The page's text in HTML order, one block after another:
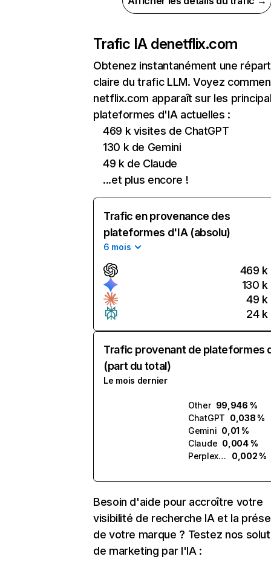
Trafic IA denetflix.com
Obtenez instantanément une
claire du trafic LLM. Voyez
netflix.com apparaît sur les
plateformes d'IA actuelles :
469 k visites de ChatGPT
130 k de Gemini
49 k de Claude
...et plus encore !
Trafic en provenance des
plateformes d'IA (absolu)
6 mois
469 k
130 k
49 k
24 k
Trafic provenant de plateformes
(part du total)
Le mois dernier
Other 99,946 %
ChatGPT 0,038 %
Gemini 0,01 %
Claude 0,004 %
Perplexity
0,002 %
Besoin d'aide pour accroître votre
visibilité de recherche IA et la
de votre marque ? Testez nos
de marketing par l'IA :